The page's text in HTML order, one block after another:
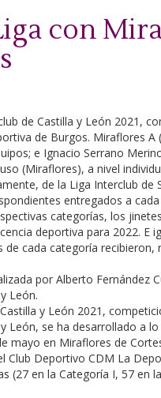
con
de Castilla y León 2021,
de Burgos. Miraflores A
e Ignacio Serrano
(Miraflores), a nivel
de la Liga Interclub de
entregados a
categorías, los
deportiva para 2022. E
cada categoría recibieron,
por Alberto Fernández
León.
y León 2021,
León, se ha desarrollado a
mayo en Miraflores de
Club Deportivo CDM La
(27 en la Categoría I, 57 en